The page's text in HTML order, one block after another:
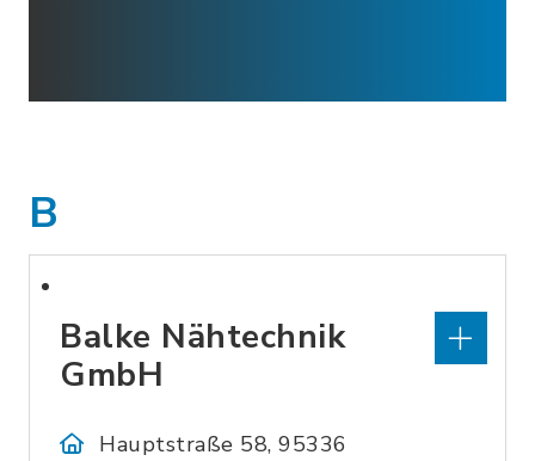
B
Balke Nähtechnik
GmbH
Hauptstraße 58, 95336